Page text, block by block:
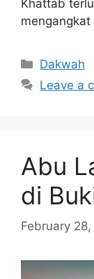
Khattab
Categories
Dakwah
Leave a
Abu
di
February